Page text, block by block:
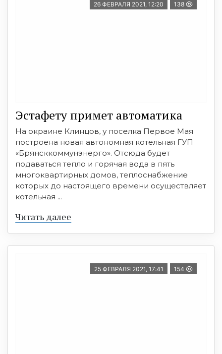
26 ФЕВРАЛЯ 2021, 12:20 138
Эстафету примет автоматика
На окраине Клинцов, у поселка Первое Мая
построена новая автономная котельная ГУП
«Брянсккоммунэнерго». Отсюда будет
подаваться тепло и горячая вода в пять
многоквартирных домов, теплоснабжение
которых до настоящего времени осуществляет
котельная ...
Читать далее
25 ФЕВРАЛЯ 2021, 17:41 154